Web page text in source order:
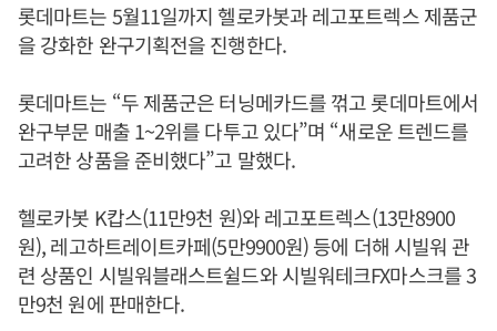
롯데마트는 5월11일까지 헬로카봇과 레고포트렉스 제품군
을 강화한 완구기획전을 진행한다.
롯데마트는 “두 제품군은 터닝메카드를 꺾고 롯데마트에서
완구부문 매출 1~2위를 다투고 있다”며 “새로운 트렌드를
고려한 상품을 준비했다”고 말했다.
헬로카봇 K캅스(11만9천 원)와 레고포트렉스(13만8900
원), 레고하트레이트카페(5만9900원) 등에 더해 시빌워 관
련 상품인 시빌워블래스트쉴드와 시빌워테크FX마스크를 3
만9천 원에 판매한다.